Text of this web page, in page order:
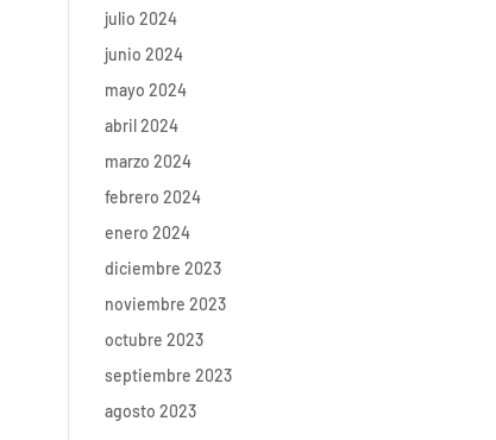
julio 2024
junio 2024
mayo 2024
abril 2024
marzo 2024
febrero 2024
enero 2024
diciembre 2023
noviembre 2023
octubre 2023
septiembre 2023
agosto 2023